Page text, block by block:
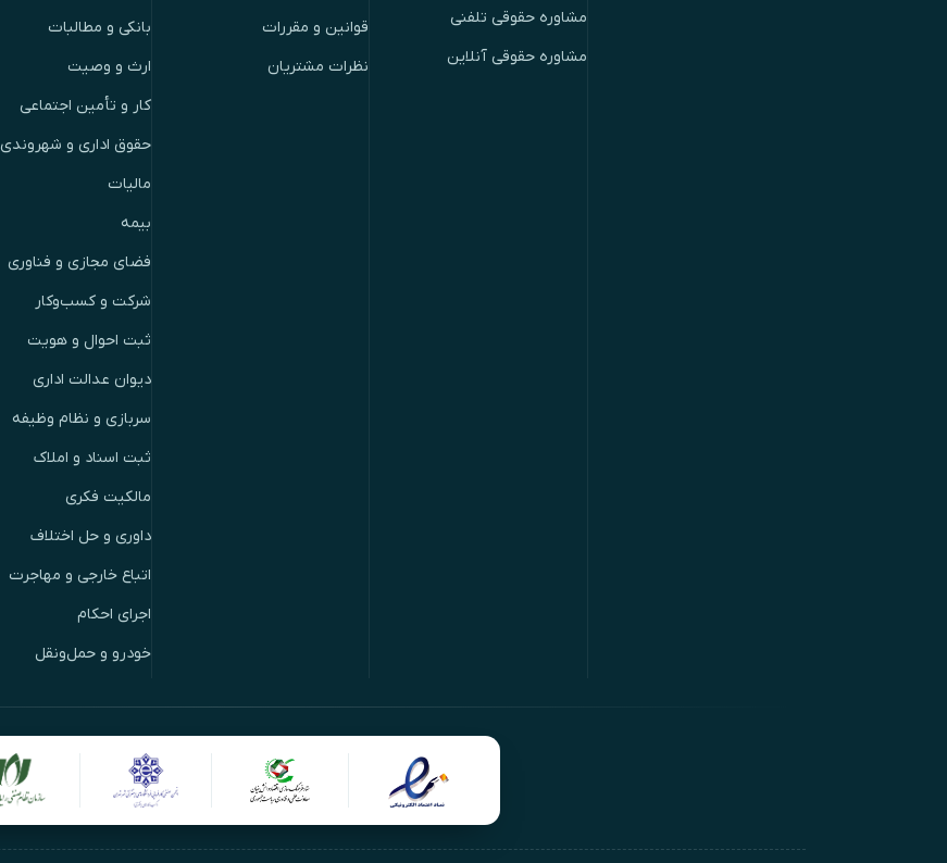
مشاوره حقوقی تلفنی
مشاوره حقوقی آنلاین
قوانین و مقررات
نظرات مشتریان
بانکی و مطالبات
ارث و وصیت
کار و تأمین اجتماعی
حقوق اداری و شهروندی
مالیات
بیمه
فضای مجازی و فناوری
شرکت و کسب‌وکار
ثبت احوال و هویت
دیوان عدالت اداری
سربازی و نظام وظیفه
ثبت اسناد و املاک
مالکیت فکری
داوری و حل اختلاف
اتباع خارجی و مهاجرت
اجرای احکام
خودرو و حمل‌ونقل